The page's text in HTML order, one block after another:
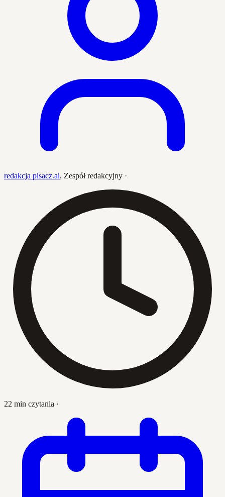
redakcja pisacz.ai, Zespół redakcyjny ·
22 min czytania ·